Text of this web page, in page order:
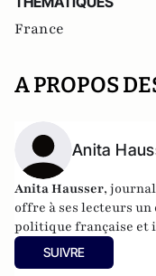
France
A PROPOS
Anita
Anita Hausser,
offre à ses lecteurs un
politique française et
publiéSarkozy,
l'Archipel, 2003). Elle
SUIVRE